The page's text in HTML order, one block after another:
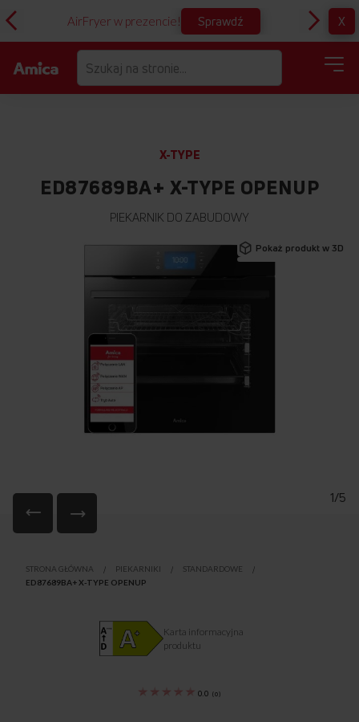
AirFryer w prezencie! Sprawdź X
X-TYPE
ED87689BA+ X-TYPE OPENUP
PIEKARNIK DO ZABUDOWY
Pokaż produkt w 3D
1/5
początek
STRONA GŁÓWNA PIEKARNIKI
STANDARDOWE
ED87689BA+ X-TYPE OPENUP
0.0 (0)
Karta informacyjna
produktu